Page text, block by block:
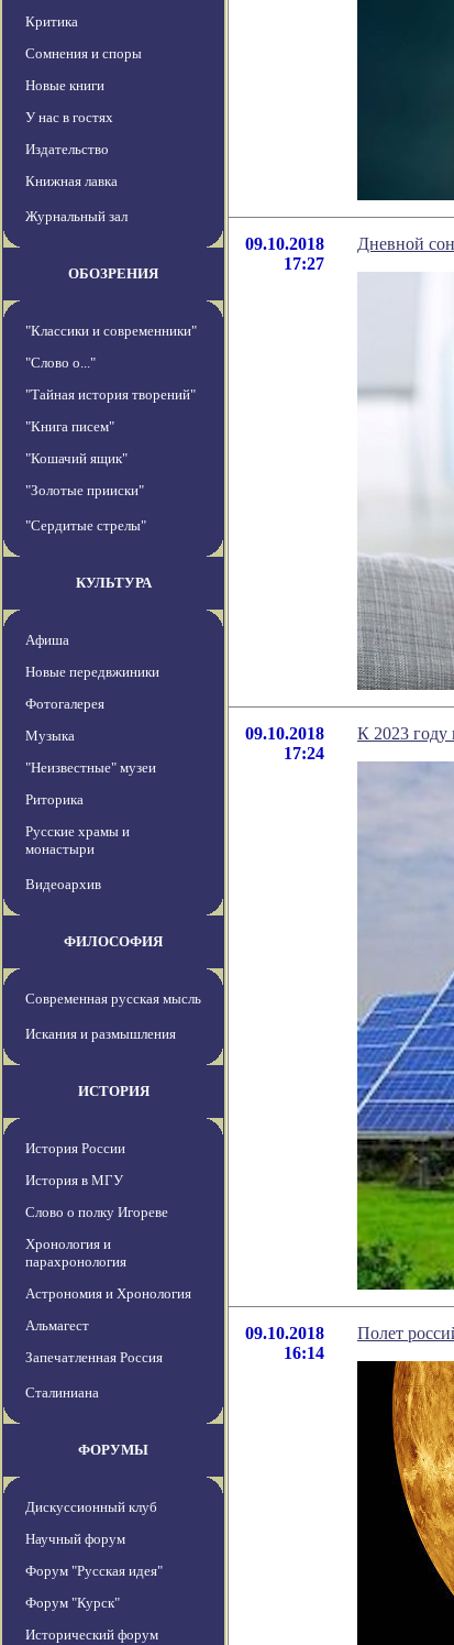
Критика
Сомнения и споры
Новые книги
У нас в гостях
Издательство
Книжная лавка
Журнальный зал
ОБОЗРЕНИЯ
"Классики и современники"
"Слово о..."
"Тайная история творений"
"Книга писем"
"Кошачий ящик"
"Золотые прииски"
"Сердитые стрелы"
КУЛЬТУРА
Афиша
Новые передвжиники
Фотогалерея
Музыка
"Неизвестные" музеи
Риторика
Русские храмы и
монастыри
Видеоархив
ФИЛОСОФИЯ
Современная русская мысль
Искания и размышления
ИСТОРИЯ
История России
История в МГУ
Слово о полку Игореве
Хронология и
парахронология
Астрономия и Хронология
Альмагест
Запечатленная Россия
Сталиниана
ФОРУМЫ
Дискуссионный клуб
Научный форум
Форум "Русская идея"
Форум "Курск"
Исторический форум
09.10.2018
17:27
Дневной
09.10.2018
17:24
К 2023 году
09.10.2018
16:14
Полет